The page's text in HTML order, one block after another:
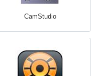
CamStudio